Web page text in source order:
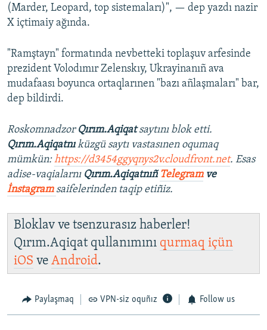
(Marder, Leopard, top sistemaları)", — dep yazdı nazir
X içtimaiy ağında.
"Ramştayn" formatında nevbetteki toplaşuv arfesinde
prezident Volodımır Zelenskıy, Ukrayinanıñ ava
mudafaası boyunca ortaqlarınen "bazı añlaşmaları" bar,
dep bildirdi.
Roskomnadzor Qırım.Aqiqatsaytını blok etti.
Qırım.Aqiqatnıküzgü saytı vastasınen oqumaq
mümkün:https://d3454ggyqnys2v.cloudfront.net. Esas
adise-vaqialarnı Qırım.Aqiqatnıñ Telegramve
İnstagram saifelerinden taqip etiñiz.
Bloklav ve tsenzurasız haberler!
Qırım.Aqiqat qullanımını qurmaq içün
iOS ve Android.
Paylaşmaq VPN-siz oquñız Follow us